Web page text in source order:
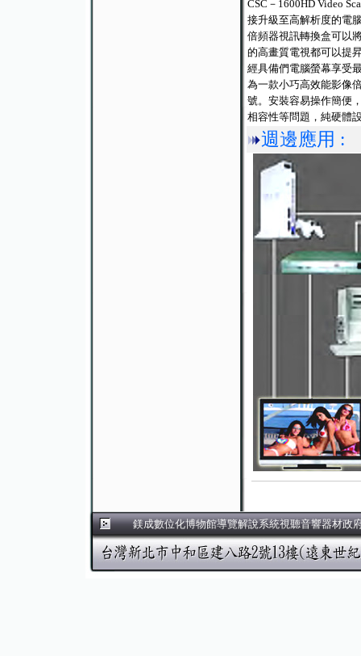
CSC－1600HD Video
接升級至高解析度的電
倍頻器視訊轉換盒可以
的高畫質電視都可以提
經具備們電腦螢幕享受
為一款小巧高效能影像
號。安裝容易操作簡便
相容性等問題，純硬體
週邊應用 :
鎂成數位化博物館導覽解說系統視聽音響器材政